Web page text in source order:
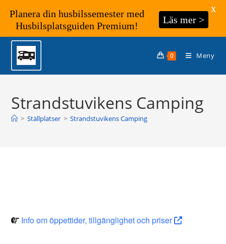
Hoppa
innehållet
0 Meny
Strandstuvikens Camping
> Ställplatser > Strandstuvikens Camping
Info om öppettider, tillgänglighet och priser
Planera din husbilssemester med
Husbilsplatsguiden Premium!
Läs mer >
X